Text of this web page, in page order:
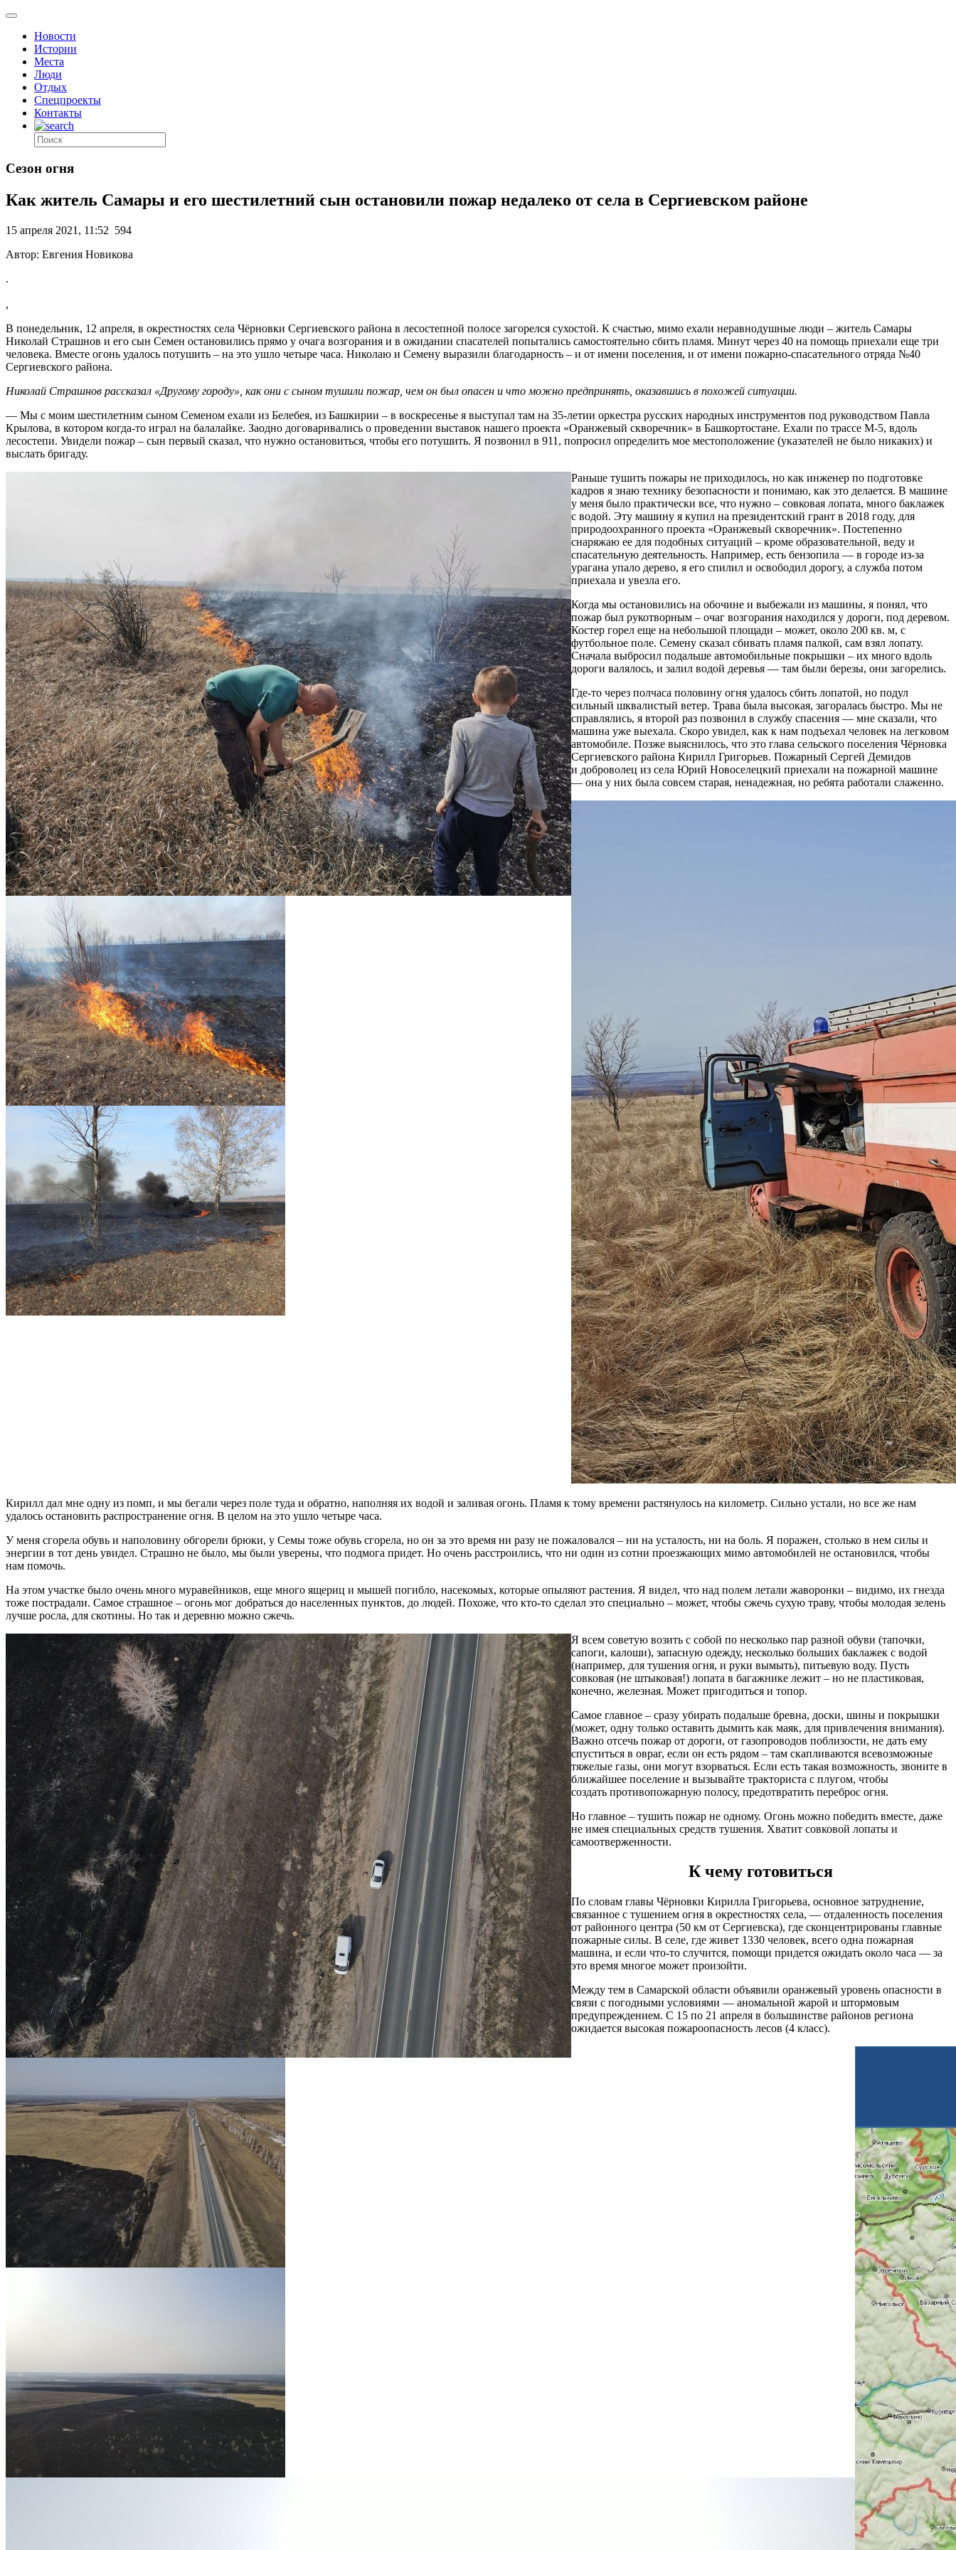
Новости
Истории
Места
Люди
Отдых
Спецпроекты
Контакты
Сезон огня
Как житель Самары и его шестилетний сын остановили пожар недалеко от села в Сергиевском районе
15 апреля 2021, 11:52 594
Автор: Евгения Новикова
.
,
В понедельник, 12 апреля, в окрестностях села Чёрновки Сергиевского района в лесостепной полосе загорелся сухостой. К счастью, мимо ехали неравнодушные люди – житель Самары
Николай Страшнов и его сын Семен остановились прямо у очага возгорания и в ожидании спасателей попытались самостоятельно сбить пламя. Минут через 40 на помощь приехали еще три
человека. Вместе огонь удалось потушить – на это ушло четыре часа. Николаю и Семену выразили благодарность – и от имени поселения, и от имени пожарно-спасательного отряда №40
Сергиевского района.
Николай Страшнов рассказал «Другому городу», как они с сыном тушили пожар, чем он был опасен и что можно предпринять, оказавшись в похожей ситуации.
— Мы с моим шестилетним сыном Семеном ехали из Белебея, из Башкирии – в воскресенье я выступал там на 35-летии оркестра русских народных инструментов под руководством Павла
Крылова, в котором когда-то играл на балалайке. Заодно договаривались о проведении выставок нашего проекта «Оранжевый скворечник» в Башкортостане. Ехали по трассе М-5, вдоль
лесостепи. Увидели пожар – сын первый сказал, что нужно остановиться, чтобы его потушить. Я позвонил в 911, попросил определить мое местоположение (указателей не было никаких) и
выслать бригаду.
Раньше тушить пожары не приходилось, но как инженер по подготовке
кадров я знаю технику безопасности и понимаю, как это делается. В машине
у меня было практически все, что нужно – совковая лопата, много баклажек
с водой. Эту машину я купил на президентский грант в 2018 году, для
природоохранного проекта «Оранжевый скворечник». Постепенно
снаряжаю ее для подобных ситуаций – кроме образовательной, веду и
спасательную деятельность. Например, есть бензопила — в городе из-за
урагана упало дерево, я его спилил и освободил дорогу, а служба потом
приехала и увезла его.
Когда мы остановились на обочине и выбежали из машины, я понял, что
пожар был рукотворным – очаг возгорания находился у дороги, под деревом.
Костер горел еще на небольшой площади – может, около 200 кв. м, с
футбольное поле. Семену сказал сбивать пламя палкой, сам взял лопату.
Сначала выбросил подальше автомобильные покрышки – их много вдоль
дороги валялось, и залил водой деревья — там были березы, они загорелись.
Где-то через полчаса половину огня удалось сбить лопатой, но подул
сильный шквалистый ветер. Трава была высокая, загоралась быстро. Мы не
справлялись, я второй раз позвонил в службу спасения — мне сказали, что
машина уже выехала. Скоро увидел, как к нам подъехал человек на легковом
автомобиле. Позже выяснилось, что это глава сельского поселения Чёрновка
Сергиевского района Кирилл Григорьев. Пожарный Сергей Демидов
и доброволец из села Юрий Новоселецкий приехали на пожарной машине
— она у них была совсем старая, ненадежная, но ребята работали слаженно.
Кирилл дал мне одну из помп, и мы бегали через поле туда и обратно, наполняя их водой и заливая огонь. Пламя к тому времени растянулось на километр. Сильно устали, но все же нам
удалось остановить распространение огня. В целом на это ушло четыре часа.
У меня сгорела обувь и наполовину обгорели брюки, у Семы тоже обувь сгорела, но он за это время ни разу не пожаловался – ни на усталость, ни на боль. Я поражен, столько в нем силы и
энергии в тот день увидел. Страшно не было, мы были уверены, что подмога придет. Но очень расстроились, что ни один из сотни проезжающих мимо автомобилей не остановился, чтобы
нам помочь.
На этом участке было очень много муравейников, еще много ящериц и мышей погибло, насекомых, которые опыляют растения. Я видел, что над полем летали жаворонки – видимо, их гнезда
тоже пострадали. Самое страшное – огонь мог добраться до населенных пунктов, до людей. Похоже, что кто-то сделал это специально – может, чтобы сжечь сухую траву, чтобы молодая зелень
лучше росла, для скотины. Но так и деревню можно сжечь.
Я всем советую возить с собой по несколько пар разной обуви (тапочки,
сапоги, калоши), запасную одежду, несколько больших баклажек с водой
(например, для тушения огня, и руки вымыть), питьевую воду. Пусть
совковая (не штыковая!) лопата в багажнике лежит – но не пластиковая,
конечно, железная. Может пригодиться и топор.
Самое главное – сразу убирать подальше бревна, доски, шины и покрышки
(может, одну только оставить дымить как маяк, для привлечения внимания).
Важно отсечь пожар от дороги, от газопроводов поблизости, не дать ему
спуститься в овраг, если он есть рядом – там скапливаются всевозможные
тяжелые газы, они могут взорваться. Если есть такая возможность, звоните в
ближайшее поселение и вызывайте тракториста с плугом, чтобы
создать противопожарную полосу, предотвратить переброс огня.
Но главное – тушить пожар не одному. Огонь можно победить вместе, даже
не имея специальных средств тушения. Хватит совковой лопаты и
самоотверженности.
К чему готовиться
По словам главы Чёрновки Кирилла Григорьева, основное затруднение,
связанное с тушением огня в окрестностях села, — отдаленность поселения
от районного центра (50 км от Сергиевска), где сконцентрированы главные
пожарные силы. В селе, где живет 1330 человек, всего одна пожарная
машина, и если что-то случится, помощи придется ожидать около часа — за
это время многое может произойти.
Между тем в Самарской области объявили оранжевый уровень опасности в
связи с погодными условиями — аномальной жарой и штормовым
предупреждением. С 15 по 21 апреля в большинстве районов региона
ожидается высокая пожароопасность лесов (4 класс).